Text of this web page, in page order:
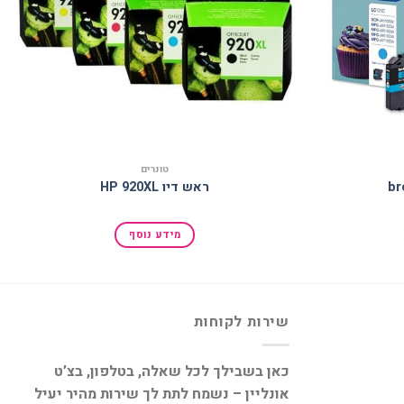
טונרים
ראש דיו HP 920XL
מידע נוסף
שירות לקוחות
כאן בשבילך לכל שאלה, בטלפון, בצ’ט
אונליין – נשמח לתת לך שירות מהיר יעיל